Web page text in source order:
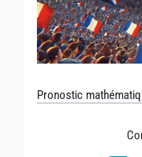
Pronostic